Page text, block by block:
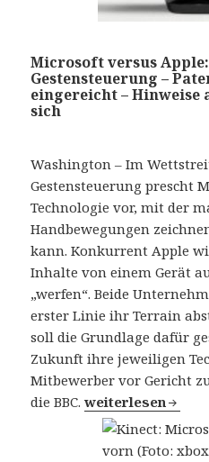
Microsoft versus
Gestensteuerung –
eingereicht – Hinweise
sich
Washington – Im
Gestensteuerung prescht
Technologie vor, mit der
Handbewegungen
kann. Konkurrent Apple
Inhalte von einem Gerät
„werfen“. Beide
erster Linie ihr Terrain
soll die Grundlage dafür
Zukunft ihre jeweiligen
Mitbewerber vor Gericht
die BBC. Microsoft versus
weiterlesen